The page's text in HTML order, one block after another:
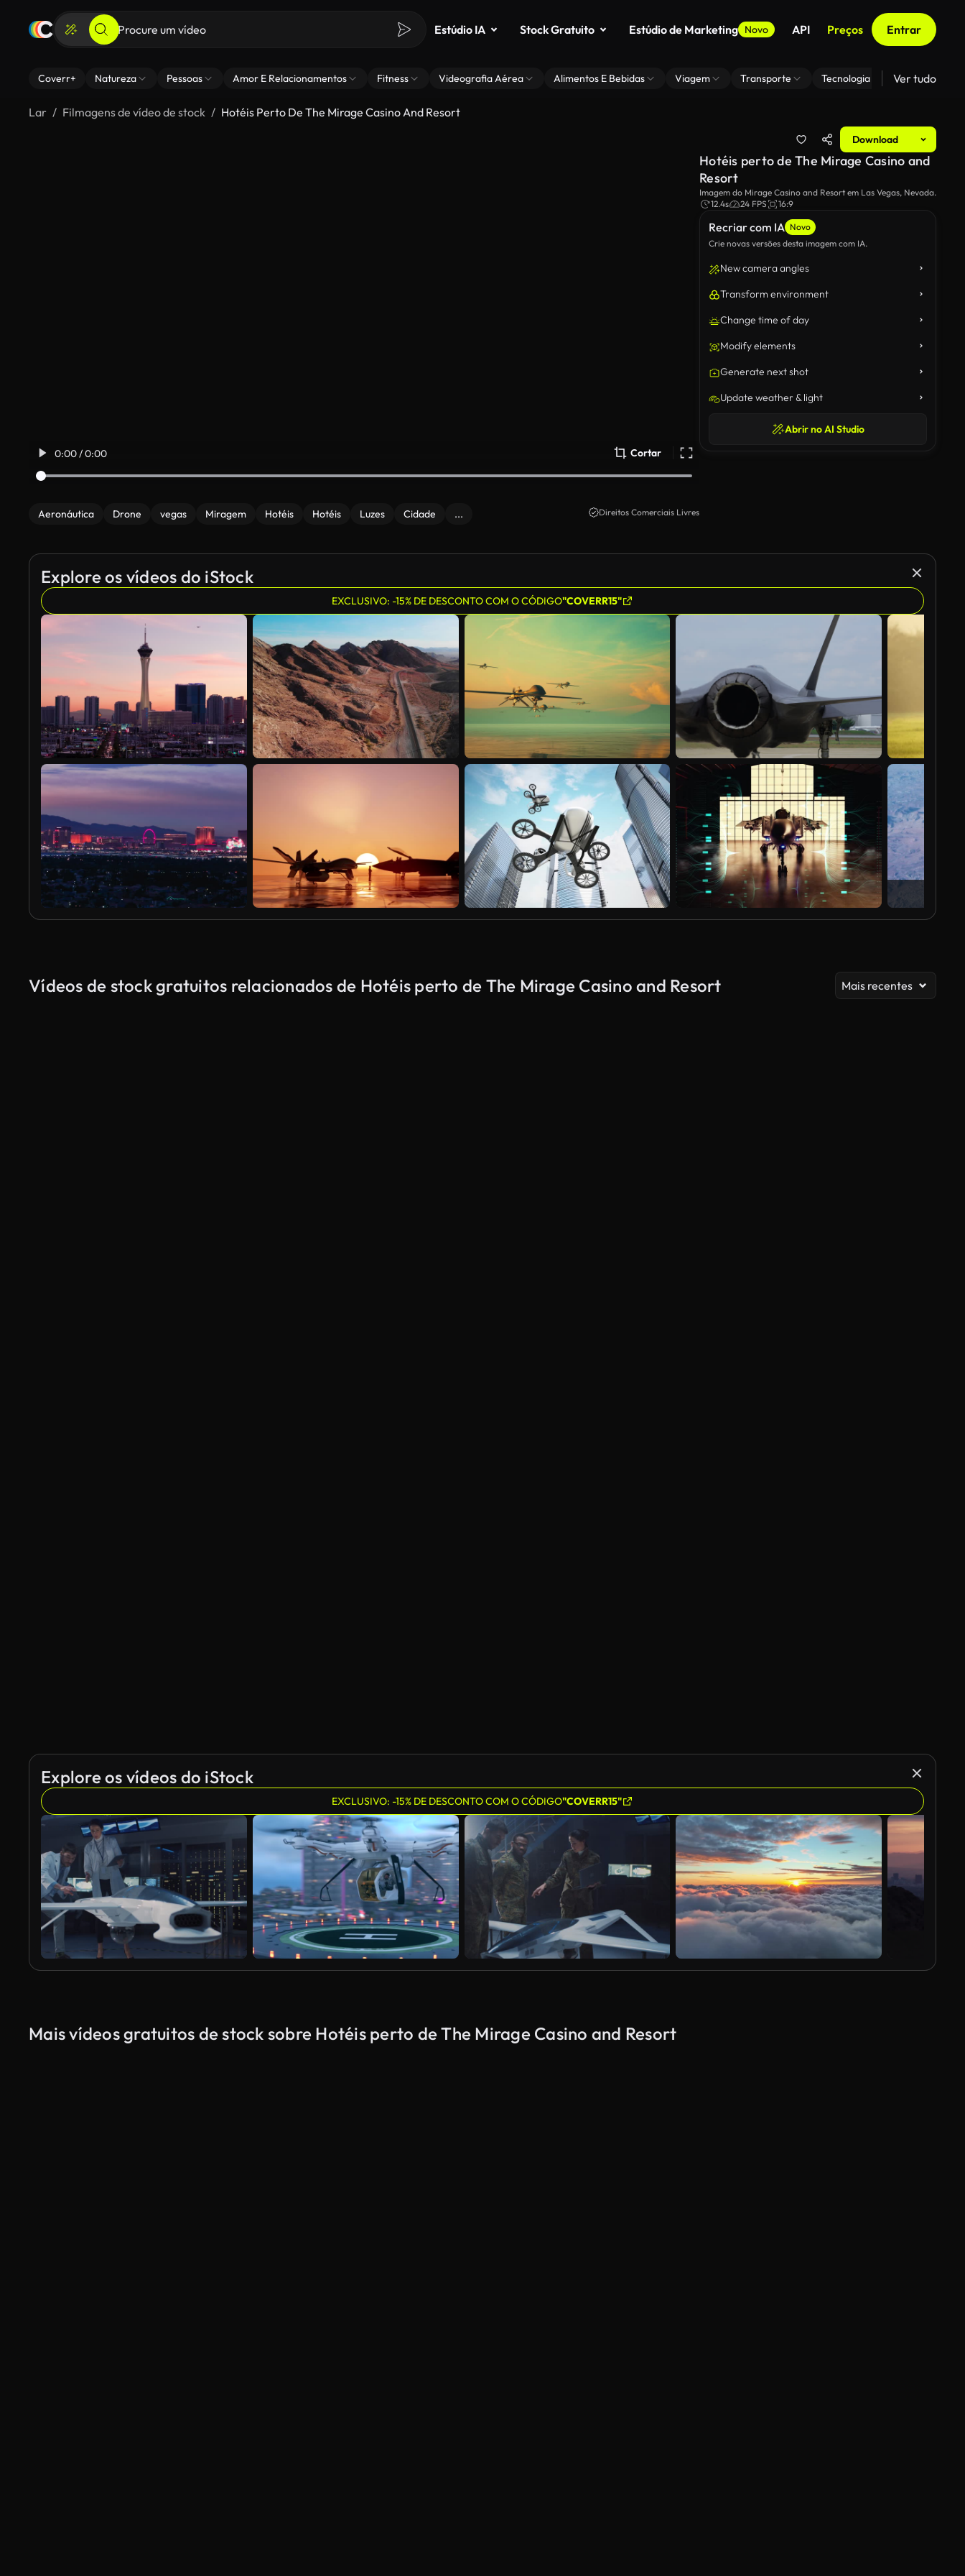
Estúdio IA Stock Gratuito Estúdio de Marketing Novo API Preços Entrar
Coverr+ Natureza Pessoas Amor E Relacionamentos Fitness Videografia Aérea Alimentos E Bebidas Viagem Transporte Tecnologia Zoom De
Ver tudo
Lar Filmagens de vídeo de stock Hotéis Perto De The Mirage Casino And Resort
Download
0:00 / 0:00 Cortar
Aeronáutica Drone vegas Miragem Hotéis Hotéis Luzes Cidade ... Direitos Comerciais Livres
Recriar com IA Novo
Crie novas versões desta imagem com IA.
New camera angles
Transform environment
Change time of day
Modify elements
Generate next shot
Update weather & light
Abrir no AI Studio
Hotéis perto de The Mirage Casino and
Resort
Imagem do Mirage Casino and Resort em Las Vegas, Nevada.
12.4s
24 FPS 16:9
Explore os vídeos do iStock
EXCLUSIVO: -15% DE DESCONTO COM O CÓDIGO"COVERR15"
Vídeos de stock gratuitos relacionados de Hotéis perto de The Mirage Casino and Resort Mais recentes
Explore os vídeos do iStock
EXCLUSIVO: -15% DE DESCONTO COM O CÓDIGO"COVERR15"
Mais vídeos gratuitos de stock sobre Hotéis perto de The Mirage Casino and Resort